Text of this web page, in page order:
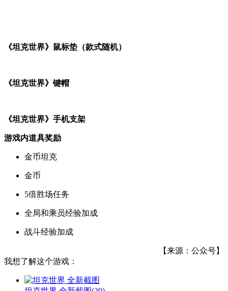
《坦克世界》鼠标垫（款式随机）
《坦克世界》键帽
《坦克世界》手机支架
游戏内道具奖励
金币坦克
金币
5倍胜场任务
全局和乘员经验加成
战斗经验加成
【来源：公众号】
我想了解这个游戏：